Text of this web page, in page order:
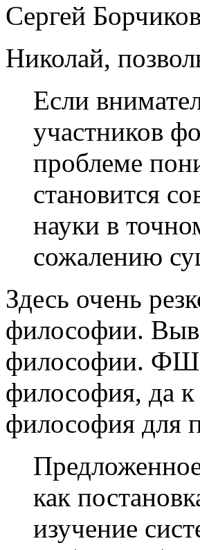
Сергей
Николай,
Если
участников
проблеме
становится
науки в
сожалению
Здесь очень
философии.
философии. ФШ
философия, да к
философия для
как
изучение